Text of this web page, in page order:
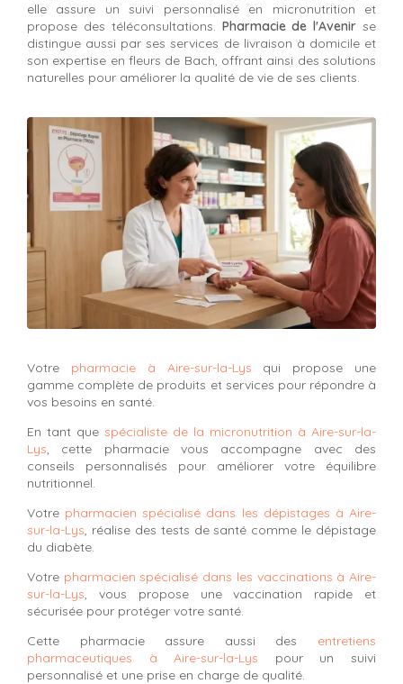
elle assure un suivi personnalisé en micronutrition et
propose des téléconsultations. Pharmacie de l'Avenir se
distingue aussi par ses services de livraison à domicile et
son expertise en fleurs de Bach, offrant ainsi des solutions
naturelles pour améliorer la qualité de vie de ses clients.
Votre pharmacie à Aire-sur-la-Lys qui propose une
gamme complète de produits et services pour répondre à
vos besoins en santé.
En tant que spécialiste de la micronutrition à Aire-sur-la-
Lys, cette pharmacie vous accompagne avec des
conseils personnalisés pour améliorer votre équilibre
nutritionnel.
Votre pharmacien spécialisé dans les dépistages à Aire-
sur-la-Lys, réalise des tests de santé comme le dépistage
du diabète.
Votre pharmacien spécialisé dans les vaccinations à Aire-
sur-la-Lys, vous propose une vaccination rapide et
sécurisée pour protéger votre santé.
Cette pharmacie assure aussi des entretiens
pharmaceutiques à Aire-sur-la-Lys pour un suivi
personnalisé et une prise en charge de qualité.